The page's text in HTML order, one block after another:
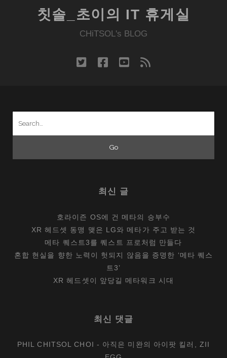
칫솔_초이의 IT 휴게실
CHiTSOL's BLOG
twitter facebook
youtube
rss
최신 글
호라이즌 OS에 건 메타의 승부수
XR 헤드셋 동맹 맺은 LG와 메타가 주고 받는 것
메타 퀘스트3를 퀘스트 프로처럼 만들다
혼합 현실을 향한 노력이 헛되지 않음을 증명한 ‘메타 퀘스
트3’
XR 헤드셋이 앞당길 메타워크 시대
최신 댓글
PHIL CHITSOL CHOI - 아직은 미완의 아이팟 킬러, ZII